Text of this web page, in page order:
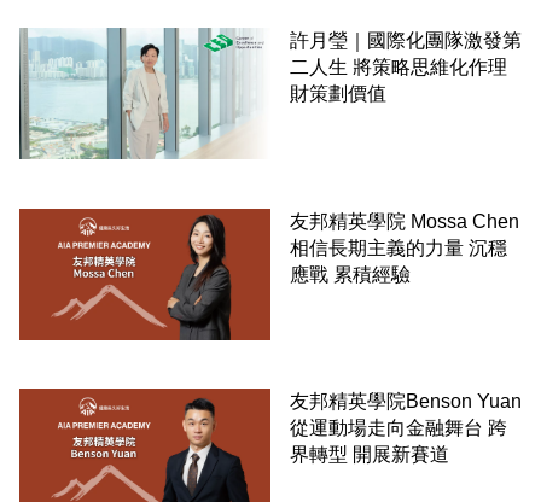
許月瑩｜國際化團隊激發第
二人生 將策略思維化作理
財策劃價值
友邦精英學院 Mossa Chen
相信長期主義的力量 沉穩
應戰 累積經驗
友邦精英學院Benson Yuan
從運動場走向金融舞台 跨
界轉型 開展新賽道